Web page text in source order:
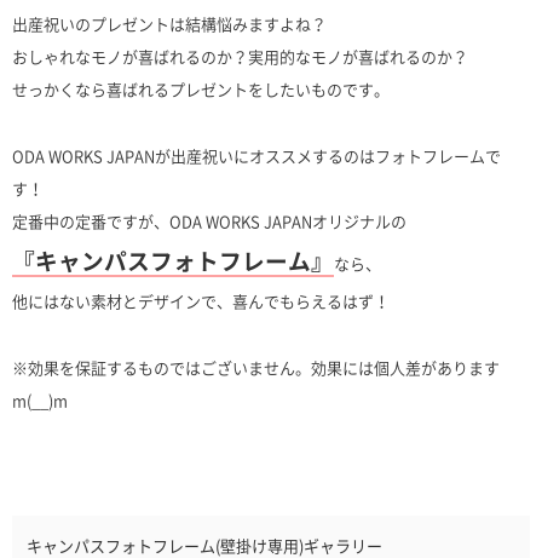
出産祝いのプレゼントは結構悩みますよね？
おしゃれなモノが喜ばれるのか？実用的なモノが喜ばれるのか？
せっかくなら喜ばれるプレゼントをしたいものです。
ODA WORKS JAPANが出産祝いにオススメするのはフォトフレームで
す！
定番中の定番ですが、ODA WORKS JAPANオリジナルの
『キャンパスフォトフレーム』
なら、
他にはない素材とデザインで、喜んでもらえるはず！
※効果を保証するものではございません。効果には個人差があります
m(__)m
キャンパスフォトフレーム(壁掛け専用)ギャラリー